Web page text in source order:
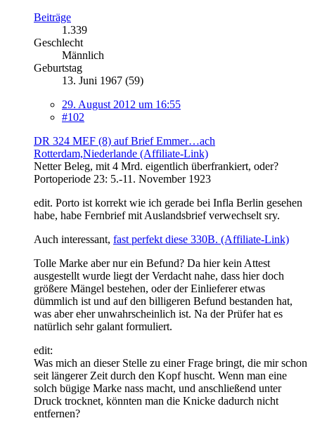
Beiträge
1.339
Geschlecht
Männlich
Geburtstag
13. Juni 1967 (59)
29. August 2012 um 16:55
#102
DR 324 MEF (8) auf Brief Emmer…ach
Rotterdam,Niederlande (Affiliate-Link)
Netter Beleg, mit 4 Mrd. eigentlich überfrankiert, oder?
Portoperiode 23: 5.-11. November 1923
edit. Porto ist korrekt wie ich gerade bei Infla Berlin gesehen
habe, habe Fernbrief mit Auslandsbrief verwechselt sry.
Auch interessant, fast perfekt diese 330B. (Affiliate-Link)
Tolle Marke aber nur ein Befund? Da hier kein Attest
ausgestellt wurde liegt der Verdacht nahe, dass hier doch
größere Mängel bestehen, oder der Einlieferer etwas
dümmlich ist und auf den billigeren Befund bestanden hat,
was aber eher unwahrscheinlich ist. Na der Prüfer hat es
natürlich sehr galant formuliert.
edit:
Was mich an dieser Stelle zu einer Frage bringt, die mir schon
seit längerer Zeit durch den Kopf huscht. Wenn man eine
solch bügige Marke nass macht, und anschließend unter
Druck trocknet, könnten man die Knicke dadurch nicht
entfernen?